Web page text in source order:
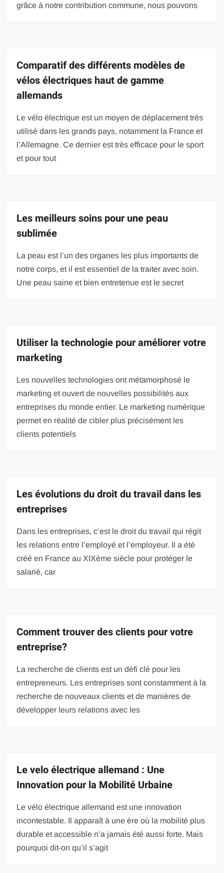
grâce à notre contribution commune, nous pouvons
Comparatif des différents modèles de
vélos électriques haut de gamme
allemands
Le vélo électrique est un moyen de déplacement très
utilisé dans les grands pays, notamment la France et
l’Allemagne. Ce dernier est très efficace pour le sport
et pour tout
Les meilleurs soins pour une peau
sublimée
La peau est l’un des organes les plus importants de
notre corps, et il est essentiel de la traiter avec soin.
Une peau saine et bien entretenue est le secret
Utiliser la technologie pour améliorer votre
marketing
Les nouvelles technologies ont métamorphosé le
marketing et ouvert de nouvelles possibilités aux
entreprises du monde entier. Le marketing numérique
permet en réalité de cibler plus précisément les
clients potentiels
Les évolutions du droit du travail dans les
entreprises
Dans les entreprises, c’est le droit du travail qui régit
les relations entre l’employé et l’employeur. Il a été
créé en France au XIXème siècle pour protéger le
salarié, car
Comment trouver des clients pour votre
entreprise?
La recherche de clients est un défi clé pour les
entrepreneurs. Les entreprises sont constamment à la
recherche de nouveaux clients et de manières de
développer leurs relations avec les
Le velo électrique allemand : Une
Innovation pour la Mobilité Urbaine
Le vélo électrique allemand est une innovation
incontestable. Il apparaît à une ère où la mobilité plus
durable et accessible n’a jamais été aussi forte. Mais
pourquoi dit-on qu’il s’agit